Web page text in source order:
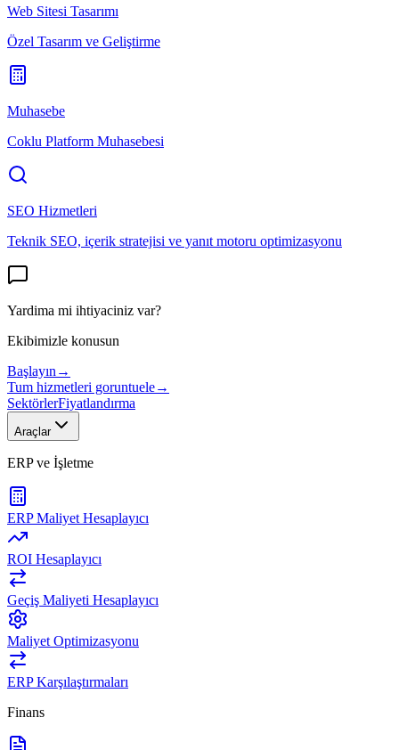
Web Sitesi Tasarımı
Özel Tasarım ve Geliştirme
Muhasebe
Coklu Platform Muhasebesi
SEO Hizmetleri
Teknik SEO, içerik stratejisi ve yanıt motoru optimizasyonu
Yardima mi ihtiyaciniz var?
Ekibimizle konusun
Başlayın →
Tum hizmetleri goruntuele→
SektörlerFiyatlandırma
Araçlar
ERP ve İşletme
ERP Maliyet Hesaplayıcı
ROI Hesaplayıcı
Geçiş Maliyeti Hesaplayıcı
Maliyet Optimizasyonu
ERP Karşılaştırmaları
Finans